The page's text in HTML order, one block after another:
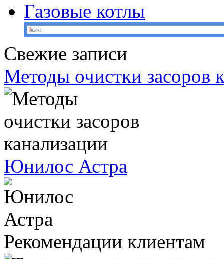
Газовые котлы
Свежие записи
Методы очистки засоров
Юнилос Астра
Рекомендации клиентам